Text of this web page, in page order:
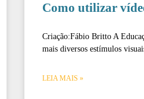
Como utilizar
Criação:Fábio Britto A
mais diversos estímulos
LEIA MAIS »